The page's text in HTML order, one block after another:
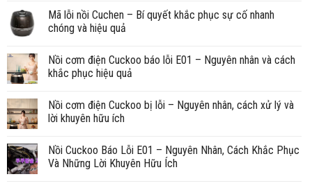
Mã lỗi nồi Cuchen – Bí quyết khắc phục sự cố nhanh
chóng và hiệu quả
Nồi cơm điện Cuckoo báo lỗi E01 – Nguyên nhân và cách
khắc phục hiệu quả
Nồi cơm điện Cuckoo bị lỗi – Nguyên nhân, cách xử lý và
lời khuyên hữu ích
Nồi Cuckoo Báo Lỗi E01 – Nguyên Nhân, Cách Khắc Phục
Và Những Lời Khuyên Hữu Ích